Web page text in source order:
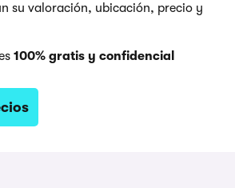
su valoración, ubicación, precio y
100% gratis y confidencial